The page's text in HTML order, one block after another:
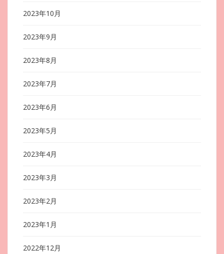
2023年10月
2023年9月
2023年8月
2023年7月
2023年6月
2023年5月
2023年4月
2023年3月
2023年2月
2023年1月
2022年12月